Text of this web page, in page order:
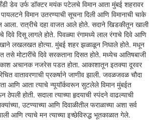
डेव उर्फ डॉक्टर मयंक पटेलचे विमान आता मुंबई शहरावर
विमान उतरण्याची सूचना दिली आणि विमानाची चाके
आला. रात्रीचे दहा वाजत आले होते. सदाने खिडकीतून खाली
दिसू लागले होते. पिवळ्या रंगामध्ये लाल रंगाचे दिवे आणि
लखलखत होत्या. मुंबई शहर झळाळून निघाले होते. मधून
तसे मोटारींचे दिवे सरकताना दिसत होते. मध्येच आतिषबाजी
अचानक नजरेस पडत होता. आकाशातून इतक्या दूरवर
वातावरणाची प्रकर्षाने जाणीव झाली. जवळजवळ चौदा
आणि आता त्याचे न्यूयॉर्कवरून सुटलेले विमान मुंबईत
होती. सदाला त्याच्या हृदयाची स्पंदने वाढल्याची
उटण्याच्या आणि दिवाळीतील फराळाच्या अशा सर्व
आणि त्याचे मन त्याच्या इच्छेविरुद्ध भूतकाळात गेले.